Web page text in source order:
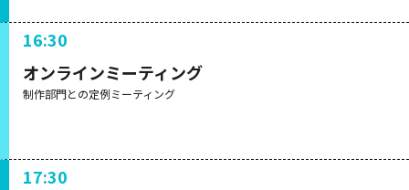
16:30
オンラインミーティング
制作部門との定例ミーティング
17:30